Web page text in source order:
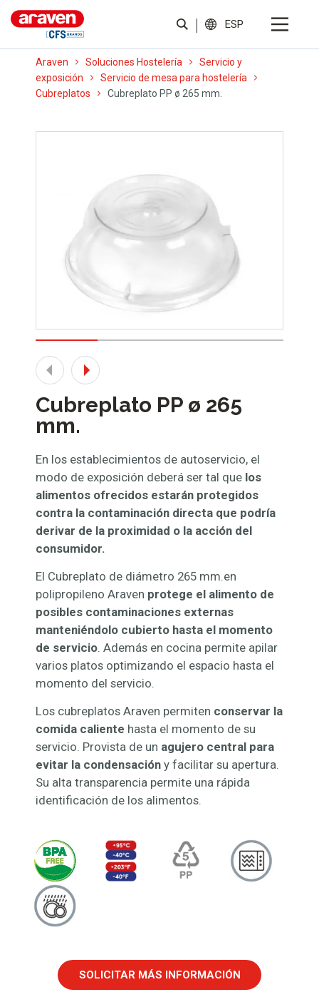
ESP
Araven Soluciones Hostelería
Servicio y
exposición
Servicio de mesa para hostelería
Cubreplatos
Cubreplato PP ø 265 mm.
Cubreplato PP ø 265
mm.
En los establecimientos de autoservicio, el
modo de exposición deberá ser tal que los
alimentos ofrecidos estarán protegidos
contra la contaminación directa que podría
derivar de la proximidad o la acción del
consumidor.
El Cubreplato de diámetro 265 mm.en
polipropileno Araven protege el alimento de
posibles contaminaciones externas
manteniéndolo cubierto hasta el momento
de servicio . Además en cocina permite apilar
varios platos optimizando el espacio hasta el
momento del servicio.
Los cubreplatos Araven permiten conservar la
comida caliente hasta el momento de su
servicio. Provista de un agujero central para
evitar la condensación y facilitar su apertura.
Su alta transparencia permite una rápida
identificación de los alimentos.
SOLICITAR MÁS INFORMACIÓN